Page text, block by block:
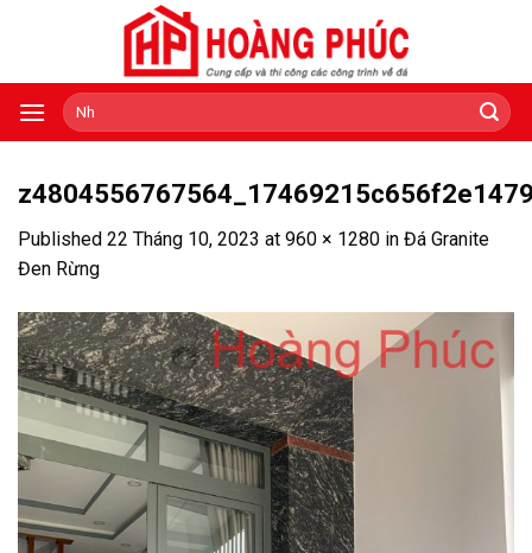
Tìm
kiếm:
Published 22 Tháng 10, 2023 at 960 × 1280 in Đá Granite
Đen Rừng